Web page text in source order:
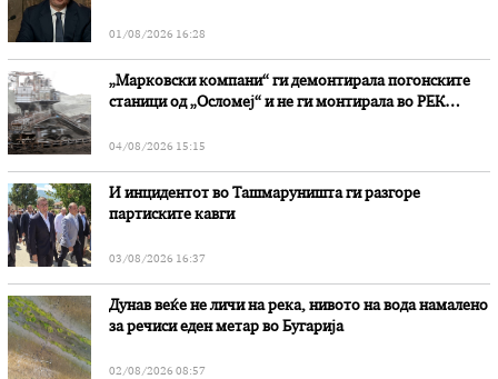
01/08/2026 16:28
„Марковски компани“ ги демонтирала погонските
станици од „Осломеј“ и не ги монтирала во РЕК
04/08/2026 15:15
И инцидентот во Ташмаруништa ги разгоре
партиските кавги
03/08/2026 16:37
Дунав веќе не личи на река, нивото на вода намалено
за речиси еден метар во Бугарија
02/08/2026 08:57